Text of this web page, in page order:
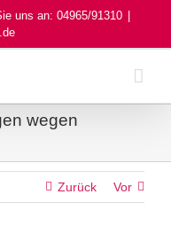
uns an: 04965/91310
wegen
Zurück Vor